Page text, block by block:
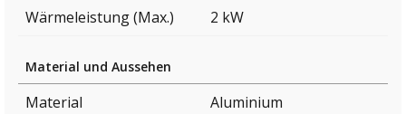
Wärmeleistung (Max.)
2 kW
Material und Aussehen
Material
Aluminium